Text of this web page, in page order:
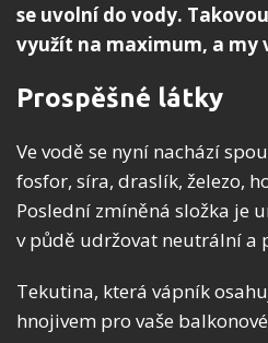
se uvolní do vody.
využít na maximum, a my
Prospěšné látky
Ve vodě se nyní nachází
fosfor, síra, draslík, železo,
Poslední zmíněná složka je
v půdě udržovat neutrální a
Tekutina, která vápník
hnojivem pro vaše